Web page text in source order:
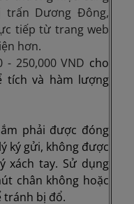
trấn Dương Đông,
tiếp từ trang web
hơn.
- 250,000 VND cho
tích và hàm lượng
phải được đóng
ký gửi, không được
xách tay. Sử dụng
chân không hoặc
tránh bị đổ.